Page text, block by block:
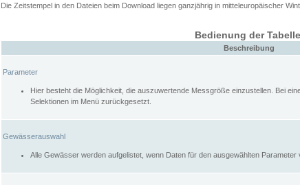
Die Zeitstempel in den Dateien beim Download liegen ganzjährig in mitteleuropäischer
Bedienung der
Beschreibung
Parameter
Hier besteht die Möglichkeit, die auszuwertende Messgröße einzustellen. Bei
Selektionen im Menü zurückgesetzt.
Gewässerauswahl
Alle Gewässer werden aufgelistet, wenn Daten für den ausgewählten Parameter